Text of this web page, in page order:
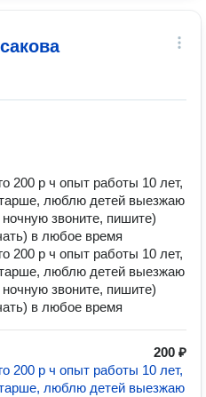
200 р ч опыт работы 10 лет,
люблю детей выезжаю
звоните, пишите)
в любое время
200 р ч опыт работы 10 лет,
люблю детей выезжаю
звоните, пишите)
в любое время
200 ₽
200 р ч опыт работы 10 лет,
люблю детей выезжаю